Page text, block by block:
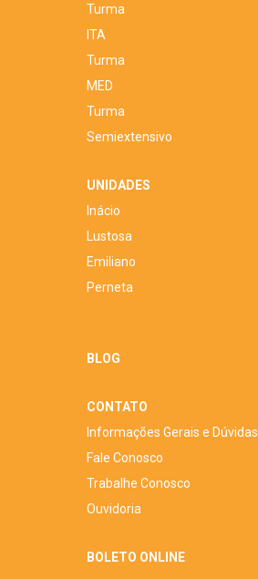
Turma
ITA
Turma
MED
Turma
Semiextensivo
UNIDADES
Inácio
Lustosa
Emiliano
Perneta
BLOG
CONTATO
Informações Gerais e Dúvidas
Fale Conosco
Trabalhe Conosco
Ouvidoria
BOLETO ONLINE